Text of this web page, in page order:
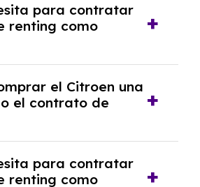
adicional, siempre y
con la empresa de renting.
para contratar
renting como
de ingresos y, en
informe fiscal y un pago
el Citroen una
el contrato de
adquirir el coche. En este
analizar los años, la
para contratar
renting como